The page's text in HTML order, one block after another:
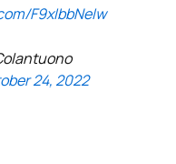
F9xIbbNeIw
24, 2022